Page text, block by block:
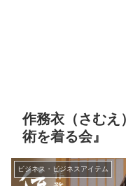
作務衣（さむえ
術を着る会』
ビジネス・ビジネスアイテム